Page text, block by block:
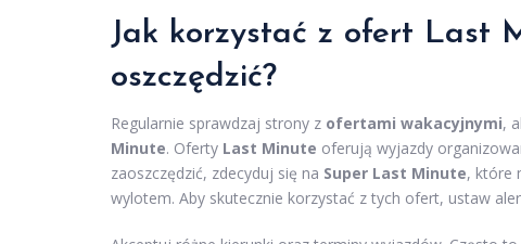
Jak korzystać z ofert Last
oszczędzić?
Regularnie sprawdzaj strony z ofertami wakacyjnymi,
Minute. Oferty Last Minute oferują wyjazdy
zaoszczędzić, zdecyduj się na Super Last Minute, które
wylotem. Aby skutecznie korzystać z tych ofert, ustaw